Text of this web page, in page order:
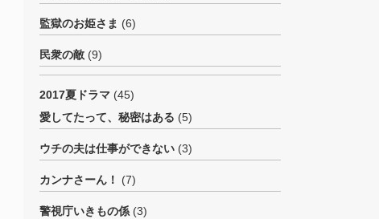
監獄のお姫さま (6)
民衆の敵 (9)
2017夏ドラマ (45)
愛してたって、秘密はある (5)
ウチの夫は仕事ができない (3)
カンナさーん！ (7)
警視庁いきもの係 (3)